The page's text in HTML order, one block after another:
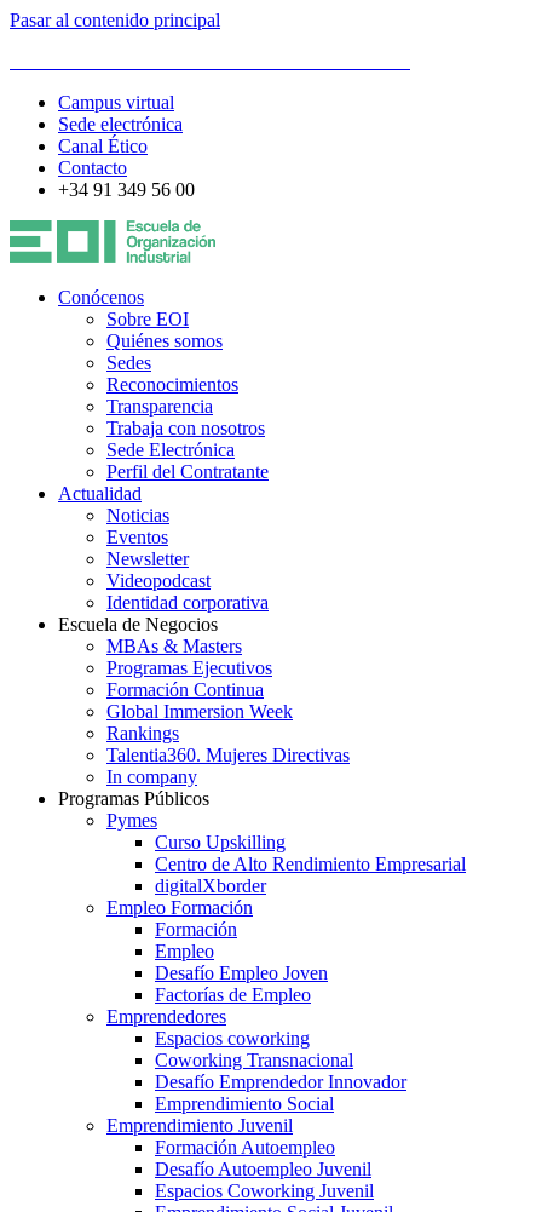
Pasar al contenido principal
Campus virtual
Sede electrónica
Canal Ético
Contacto
+34 91 349 56 00
Conócenos
Sobre EOI
Quiénes somos
Sedes
Reconocimientos
Transparencia
Trabaja con nosotros
Sede Electrónica
Perfil del Contratante
Actualidad
Noticias
Eventos
Newsletter
Videopodcast
Identidad corporativa
Escuela de Negocios
MBAs & Masters
Programas Ejecutivos
Formación Continua
Global Immersion Week
Rankings
Talentia360. Mujeres Directivas
In company
Programas Públicos
Pymes
Curso Upskilling
Centro de Alto Rendimiento Empresarial
digitalXborder
Empleo Formación
Formación
Empleo
Desafío Empleo Joven
Factorías de Empleo
Emprendedores
Espacios coworking
Coworking Transnacional
Desafío Emprendedor Innovador
Emprendimiento Social
Emprendimiento Juvenil
Formación Autoempleo
Desafío Autoempleo Juvenil
Espacios Coworking Juvenil